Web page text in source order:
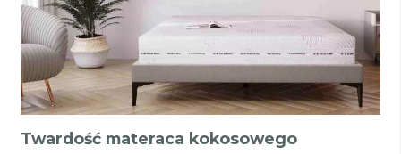
Twardość materaca kokosowego